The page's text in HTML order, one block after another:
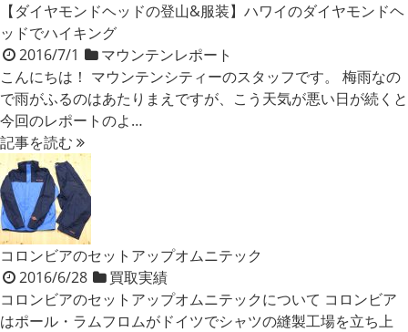
【ダイヤモンドヘッドの登山&服装】ハワイのダイヤモンドヘ
ッドでハイキング
2016/7/1
マウンテンレポート
こんにちは！ マウンテンシティーのスタッフです。 梅雨なの
で雨がふるのはあたりまえですが、こう天気が悪い日が続くと
今回のレポートのよ…
記事を読む
コロンビアのセットアップオムニテック
2016/6/28
買取実績
コロンビアのセットアップオムニテックについて コロンビア
はポール・ラムフロムがドイツでシャツの縫製工場を立ち上